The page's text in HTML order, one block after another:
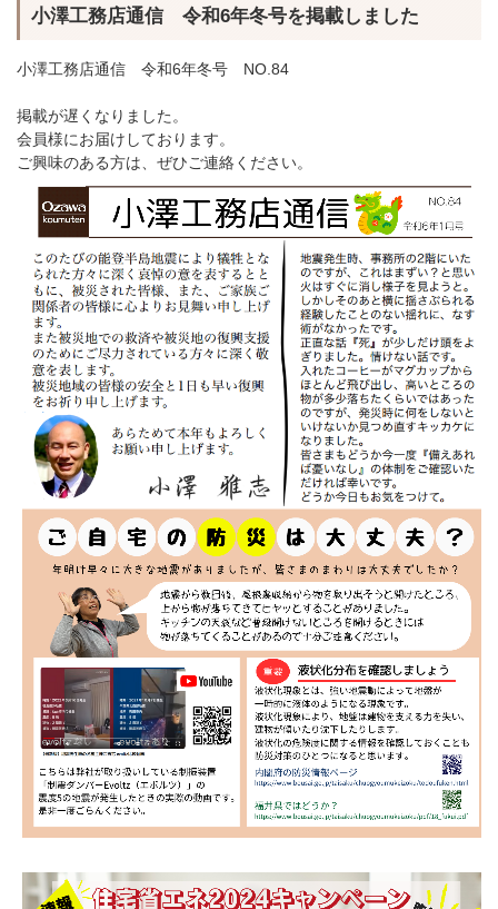
小澤工務店通信 令和6年冬号を掲載しました
小澤工務店通信 令和6年冬号 NO.84
掲載が遅くなりました。
会員様にお届けしております。
ご興味のある方は、ぜひご連絡ください。